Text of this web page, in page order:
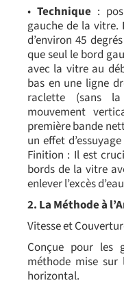
• Technique :
gauche de la vitre.
d’environ 45
que seul le bord
avec la vitre au
bas en une ligne
raclette (sans
mouvement
première bande
un effet
Finition : Il est
bords de la vitre
enlever l’excès
2. La Méthode à
Vitesse et
Conçue pour les
méthode mise sur
horizontal.